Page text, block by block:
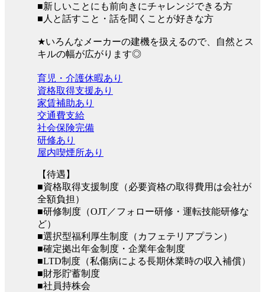
■新しいことにも前向きにチャレンジできる方
■人と話すこと・話を聞くことが好きな方
★いろんなメーカーの建機を扱えるので、自然とス
キルの幅が広がります◎
育児・介護休暇あり
資格取得支援あり
家賃補助あり
交通費支給
社会保険完備
研修あり
屋内喫煙所あり
【待遇】
■資格取得支援制度（必要資格の取得費用は会社が
全額負担）
■研修制度（OJT／フォロー研修・運転技能研修な
ど）
■選択型福利厚生制度（カフェテリアプラン）
■確定拠出年金制度・企業年金制度
■LTD制度（私傷病による長期休業時の収入補償）
■財形貯蓄制度
■社員持株会